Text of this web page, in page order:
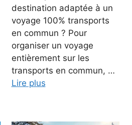
destination adaptée à un
voyage 100% transports
en commun ? Pour
organiser un voyage
entièrement sur les
transports en commun, …
Lire plus